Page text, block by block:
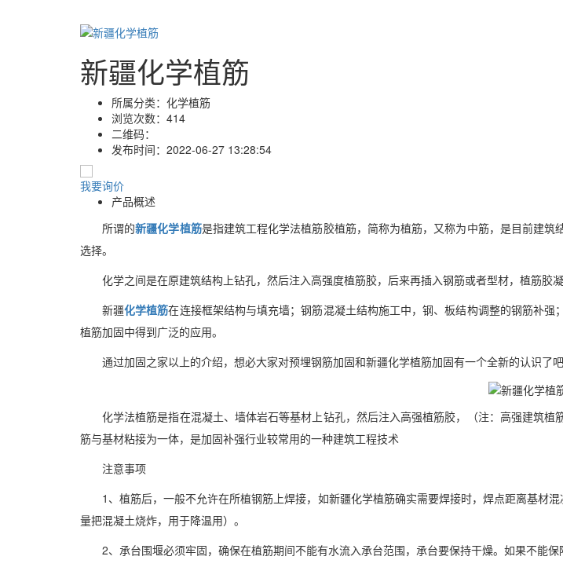
新疆化学植筋
所属分类： 化学植筋
浏览次数： 414
二维码：
发布时间： 2022-06-27 13:28:54
我要询价
产品概述
所谓的新疆化学植筋是指建筑工程化学法植筋胶植筋，简称为植筋，又称为中筋，是目前建
选择。
化学之间是在原建筑结构上钻孔，然后注入高强度植筋胶，后来再插入钢筋或者型材，植筋胶
新疆化学植筋在连接框架结构与填充墙；钢筋混凝土结构施工中，钢、板结构调整的钢筋补
植筋加固中得到广泛的应用。
通过加固之家以上的介绍，想必大家对预埋钢筋加固和新疆化学植筋加固有一个全新的认识了
化学法植筋是指在混凝土、墙体岩石等基材上钻孔，然后注入高强植筋胶，（注：高强建筑
筋与基材粘接为一体，是加固补强行业较常用的一种建筑工程技术
注意事项
1、植筋后，一般不允许在所植钢筋上焊接，如新疆化学植筋确实需要焊接时，焊点距离基材
量把混凝土烧炸，用于降温用）。
2、承台围堰必须牢固，确保在植筋期间不能有水流入承台范围，承台要保持干燥。如果不能保